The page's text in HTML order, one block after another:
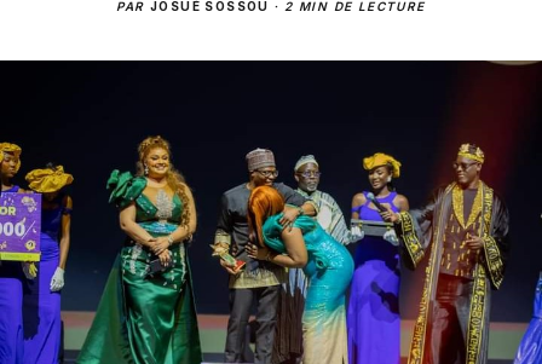
PARJOSUÉ SOSSOU · 2 MIN DE LECTURE